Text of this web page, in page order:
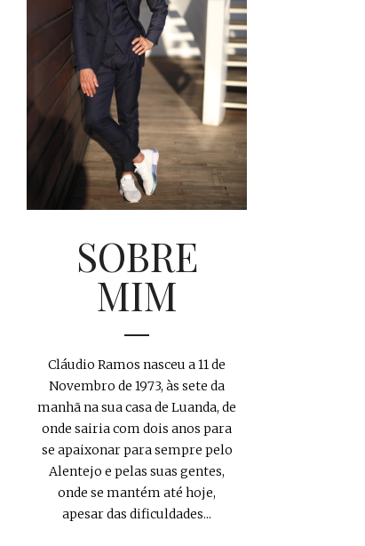
SOBRE
MIM
Cláudio Ramos nasceu a 11 de
Novembro de 1973, às sete da
manhã na sua casa de Luanda, de
onde sairia com dois anos para
se apaixonar para sempre pelo
Alentejo e pelas suas gentes,
onde se mantém até hoje,
apesar das dificuldades...